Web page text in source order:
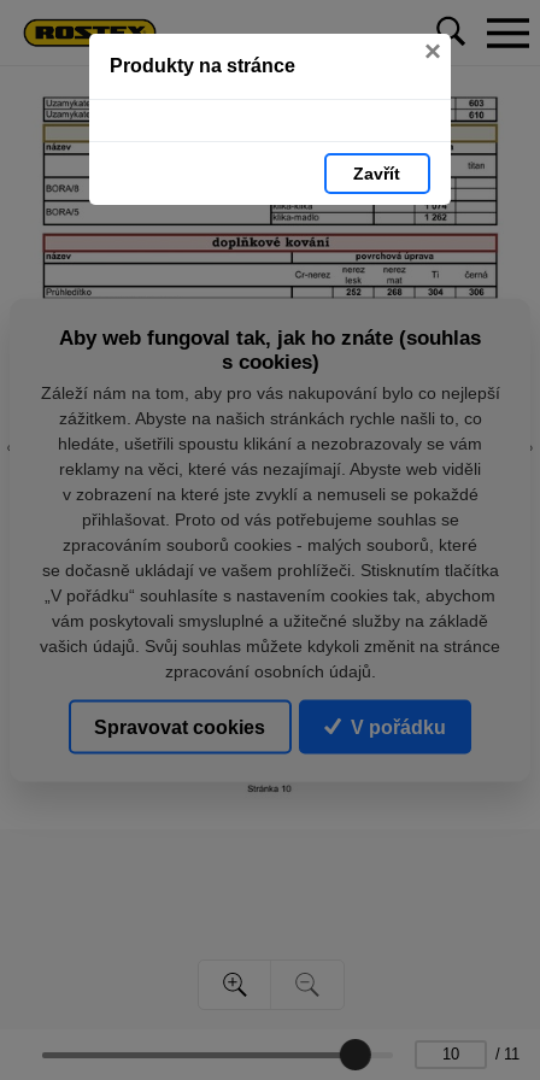
Produkty na stránce ×
Zavřít
/ 11
Aby web fungoval tak, jak ho znáte (souhlas
s cookies)
Záleží nám na tom, aby pro vás nakupování bylo co nejlepší
zážitkem. Abyste na našich stránkách rychle našli to, co
hledáte, ušetřili spoustu klikání a nezobrazovaly se vám
reklamy na věci, které vás nezajímají. Abyste web viděli
v zobrazení na které jste zvyklí a nemuseli se pokaždé
přihlašovat. Proto od vás potřebujeme souhlas se
zpracováním souborů cookies - malých souborů, které
se dočasně ukládají ve vašem prohlížeči. Stisknutím tlačítka
„V pořádku“ souhlasíte s nastavením cookies tak, abychom
vám poskytovali smysluplné a užitečné služby na základě
vašich údajů. Svůj souhlas můžete kdykoli změnit na stránce
zpracování osobních údajů.
Spravovat cookies V pořádku